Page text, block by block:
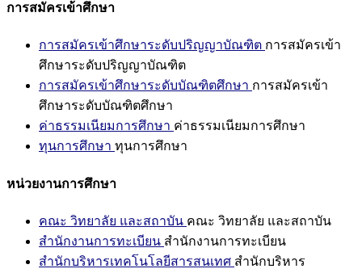
การสมัครเข้าศึกษา
การสมัครเข้าศึกษาระดับปริญญาบัณฑิต การสมัครเข้า
ศึกษาระดับปริญญาบัณฑิต
การสมัครเข้าศึกษาระดับบัณฑิตศึกษา การสมัครเข้า
ศึกษาระดับบัณฑิตศึกษา
ค่าธรรมเนียมการศึกษา ค่าธรรมเนียมการศึกษา
ทุนการศึกษา ทุนการศึกษา
หน่วยงานการศึกษา
คณะ วิทยาลัย และสถาบัน คณะ วิทยาลัย และสถาบัน
สำนักงานการทะเบียน สำนักงานการทะเบียน
สำนักบริหารเทคโนโลยีสารสนเทศ สำนักบริหาร